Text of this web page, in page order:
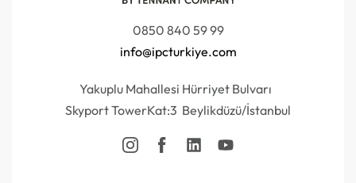
0850 840 59 99
info@ipcturkiye.com
Yakuplu Mahallesi Hürriyet Bulvarı
Skyport TowerKat:3 Beylikdüzü/İstanbul